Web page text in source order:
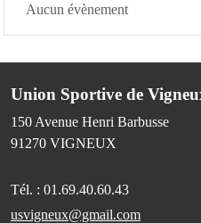
Aucun évènement
Union Sportive de
150 Avenue Henri Barbusse
91270 VIGNEUX
Tél. : 01.69.40.60.43
usvigneux@gmail.com